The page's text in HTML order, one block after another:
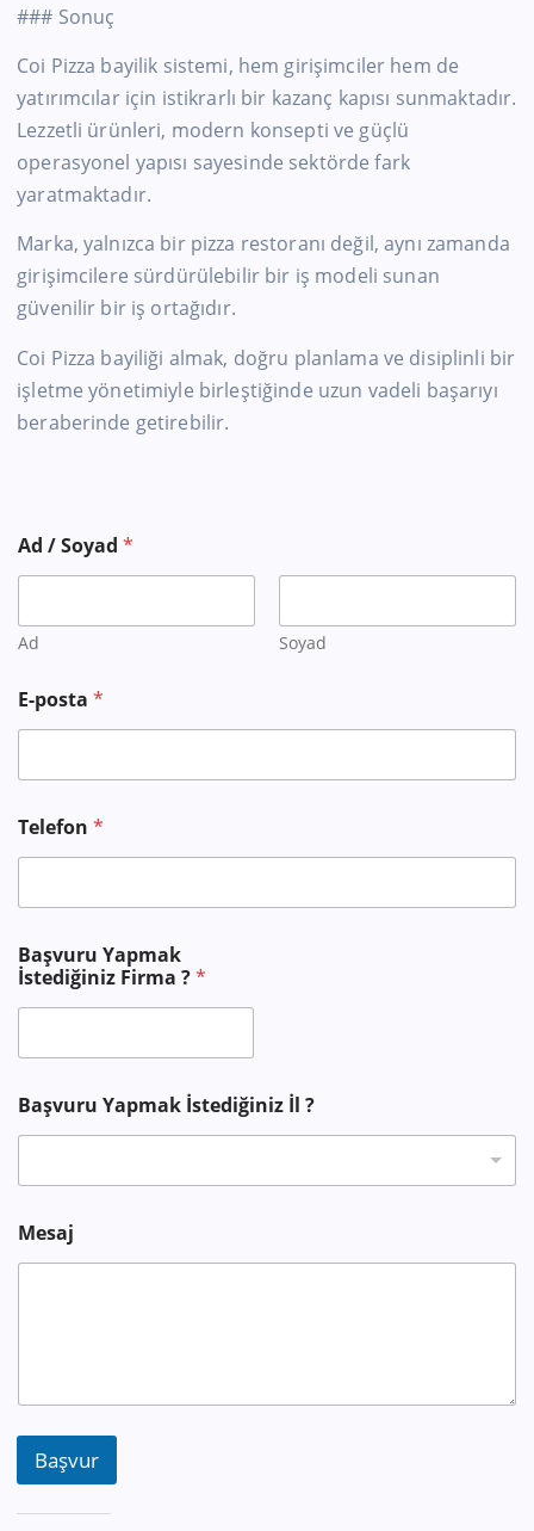
### Sonuç
Coi Pizza bayilik sistemi, hem girişimciler hem de
yatırımcılar için istikrarlı bir kazanç kapısı sunmaktadır.
Lezzetli ürünleri, modern konsepti ve güçlü
operasyonel yapısı sayesinde sektörde fark
yaratmaktadır.
Marka, yalnızca bir pizza restoranı değil, aynı zamanda
girişimcilere sürdürülebilir bir iş modeli sunan
güvenilir bir iş ortağıdır.
Coi Pizza bayiliği almak, doğru planlama ve disiplinli bir
işletme yönetimiyle birleştiğinde uzun vadeli başarıyı
beraberinde getirebilir.
Ad / Soyad*
Ad Soyad
E-posta*
Telefon*
Başvuru Yapmak
İstediğiniz Firma ?*
Başvuru Yapmak İstediğiniz İl ?
F
i
Mesaj
Başvur